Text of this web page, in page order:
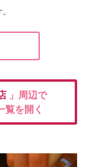
」周辺で
覧を開く